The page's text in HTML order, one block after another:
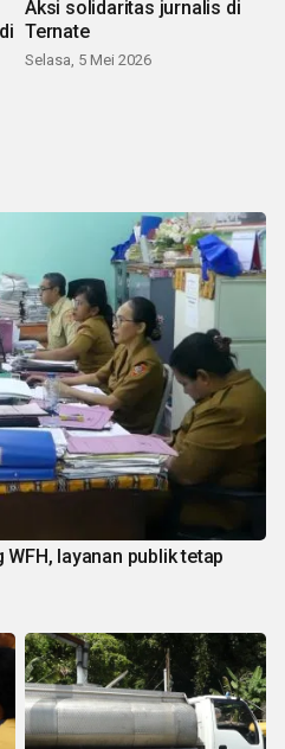
Aksi solidaritas jurnalis di
Ternate
Selasa, 5 Mei 2026
layanan publik tetap